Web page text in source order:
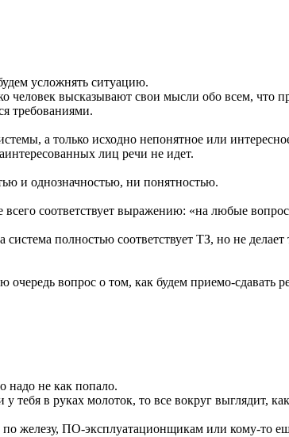
усложнять ситуацию.
высказывают свои мысли обо всем, что
требованиями.
а только исходно непонятное или
лиц речи не идет.
и однозначностью, ни понятностью.
соответствует выражению: «на любые
полностью соответствует ТЗ, но не
очередь вопрос о том, как будем приемо-сдавать
надо не как попало.
в руках молоток, то все вокруг выглядит,
по железу, ПО-эксплуатационщикам или кому-то